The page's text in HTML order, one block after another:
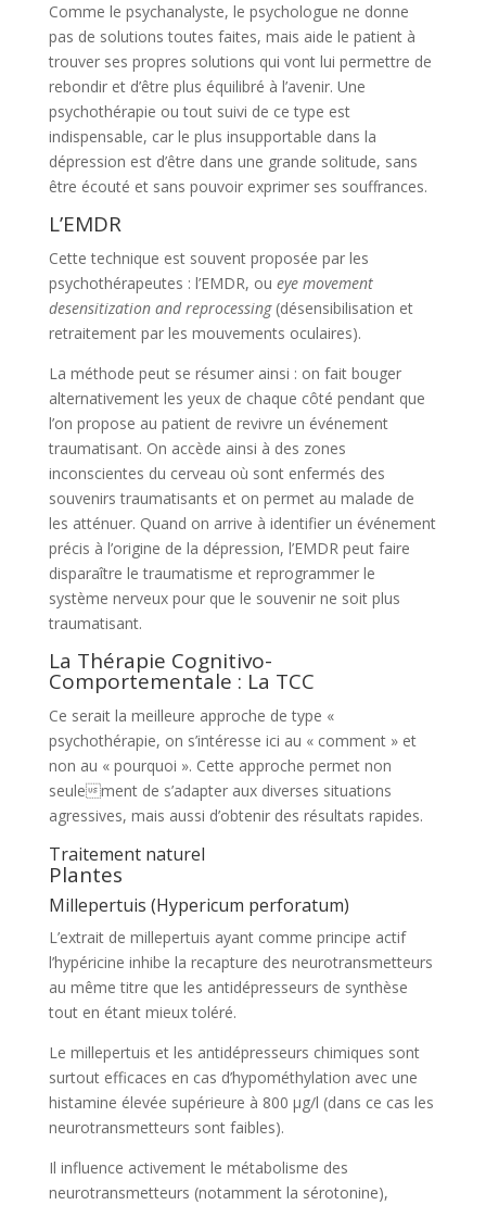
Comme le psychanalyste, le psychologue ne donne
pas de solutions toutes faites, mais aide le patient à
trouver ses propres solutions qui vont lui permettre de
rebondir et d’être plus équilibré à l’avenir. Une
psychothérapie ou tout suivi de ce type est
indispensable, car le plus insupportable dans la
dépression est d’être dans une grande solitude, sans
être écouté et sans pouvoir exprimer ses souffrances.
L’EMDR
Cette technique est souvent proposée par les
psychothérapeutes : l’EMDR, ou eye movement
desensitization and reprocessing(désensibilisation et
retraitement par les mouvements oculaires).
La méthode peut se résumer ainsi : on fait bouger
alternativement les yeux de chaque côté pendant que
l’on propose au patient de revivre un événement
traumatisant. On accède ainsi à des zones
inconscientes du cerveau où sont enfermés des
souvenirs traumatisants et on permet au malade de
les atténuer. Quand on arrive à identifier un événement
précis à l’origine de la dépression, l’EMDR peut faire
disparaître le traumatisme et reprogrammer le
système nerveux pour que le souvenir ne soit plus
traumatisant.
La Thérapie Cognitivo-
Comportementale : La TCC
Ce serait la meilleure approche de type «
psychothérapie, on s’intéresse ici au « comment » et
non au « pourquoi ». Cette approche permet non
seulement de s’adapter aux diverses situations
agressives, mais aussi d’obtenir des résultats rapides.
Traitement naturel
Plantes
Millepertuis (Hypericum perforatum)
L’extrait de millepertuis ayant comme principe actif
l’hypéricine inhibe la recapture des neurotransmetteurs
au même titre que les antidépresseurs de synthèse
tout en étant mieux toléré.
Le millepertuis et les antidépresseurs chimiques sont
surtout efficaces en cas d’hypométhylation avec une
histamine élevée supérieure à 800 μg/l (dans ce cas les
neurotransmetteurs sont faibles).
Il influence activement le métabolisme des
neurotransmetteurs (notamment la sérotonine),